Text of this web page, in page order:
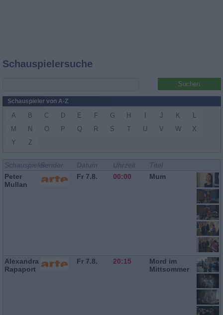
Schauspielersuche
Schauspieler von A-Z
A B C D E F G H J K
L
M
N O P Q R S T U V W
X
Y
Z
SchauspielerSender Datum Uhrzeit
Titel
Peter
Mullan
Fr 7.8. 00:00 Mum
Alexandra
Rapaport
Fr 7.8. 20:15
Mord im
Mittsommer